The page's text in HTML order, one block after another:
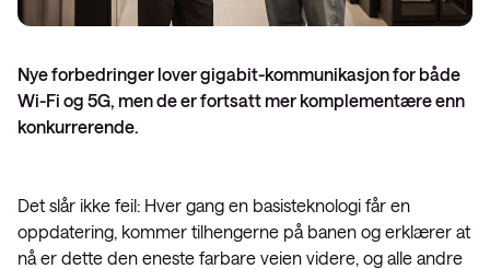
Nye forbedringer lover gigabit-kommunikasjon for både
Wi-Fi og 5G, men de er fortsatt mer komplementære enn
konkurrerende.
Det slår ikke feil: Hver gang en basisteknologi får en
oppdatering, kommer tilhengerne på banen og erklærer at
nå er dette den eneste farbare veien videre, og alle andre